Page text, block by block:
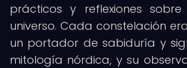
prácticos y reflexiones
universo. Cada constelación
un portador de sabiduría y
mitología nórdica, y su